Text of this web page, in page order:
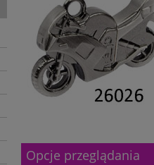
Opcje przeglądania